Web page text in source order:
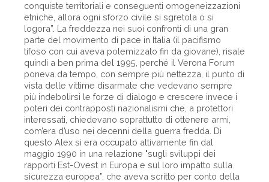
conquiste territoriali e conseguenti omogeneizzazioni
etniche, allora ogni sforzo civile si sgretola o si
logora”. La freddezza nei suoi confronti di una gran
parte del movimento di pace in Italia (il pacifismo
tifoso con cui aveva polemizzato fin da giovane), risale
quindi a ben prima del 1995, perché il Verona Forum
poneva da tempo, con sempre più nettezza, il punto di
vista delle vittime disarmate che vedevano sempre
più indebolirsi le forze di dialogo e crescere invece i
poteri dei contrapposti nazionalismi che, a protettori
interessati, chiedevano soprattutto di ottenere armi,
com’era d’uso nei decenni della guerra fredda. Di
questo Alex si era occupato attivamente fin dal
maggio 1990 in una relazione "sugli sviluppi dei
rapporti Est-Ovest in Europa e sul loro impatto sulla
sicurezza europea”, che aveva scritto per conto della